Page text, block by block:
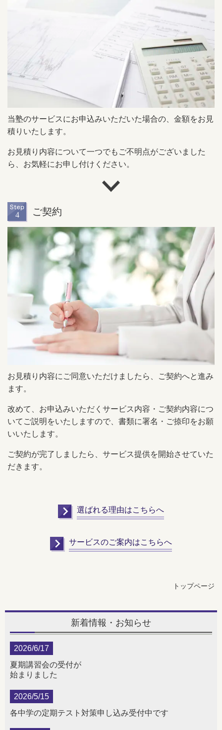
当塾のサービスにお申込みいただいた場合の、金額をお見
積りいたします。
お見積り内容について一つでもご不明点がございました
ら、お気軽にお申し付けください。
ご契約
お見積り内容にご同意いただけましたら、ご契約へと進み
ます。
改めて、お申込みいただくサービス内容・ご契約内容につ
いてご説明をいたしますので、書類に署名・ご捺印をお願
いいたします。
ご契約が完了しましたら、サービス提供を開始させていた
だきます。
選ばれる理由はこちらへ
サービスのご案内はこちらへ
トップページ
新着情報・お知らせ
2026/6/17
夏期講習会の受付が
始まりました
2026/5/15
各中学の定期テスト対策申し込み受付中です